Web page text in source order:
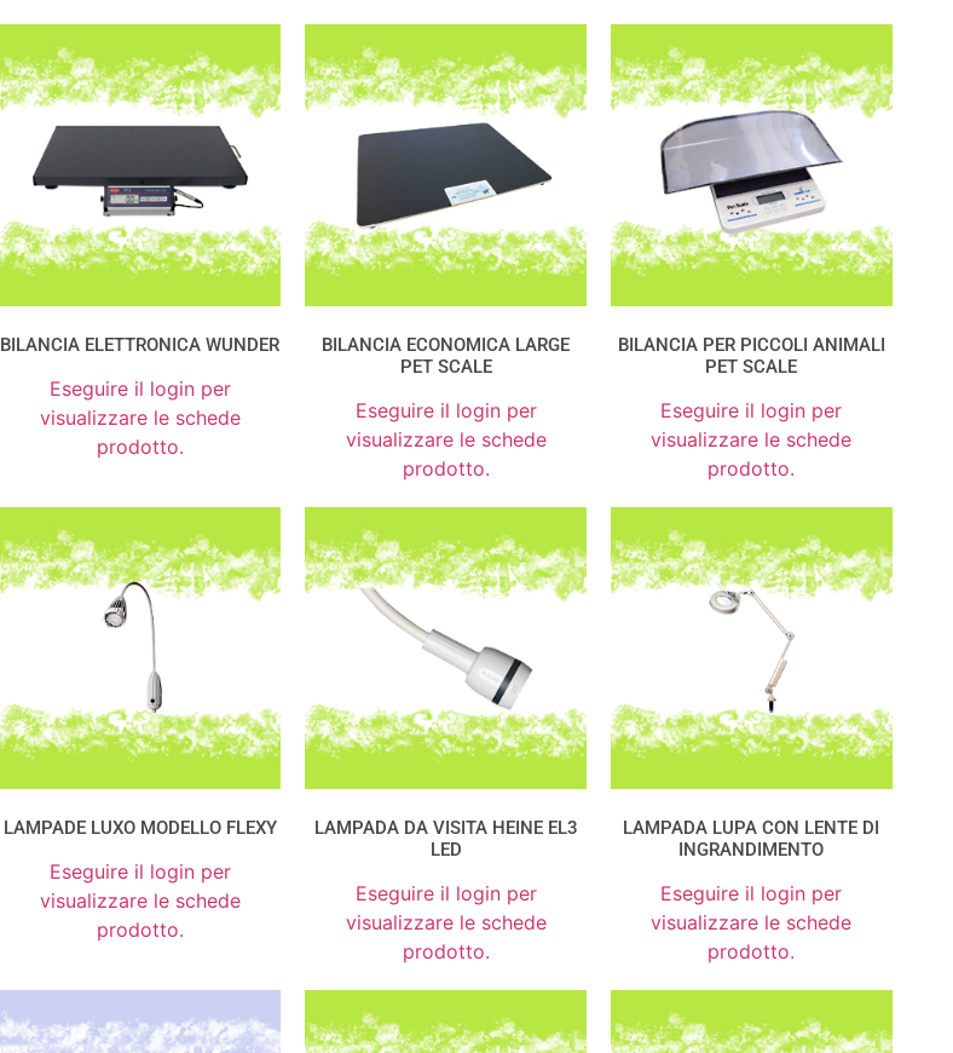
BILANCIA ELETTRONICA WUNDER
Eseguire il login per
visualizzare le schede
prodotto.
BILANCIA ECONOMICA LARGE
PET SCALE
Eseguire il login per
visualizzare le schede
prodotto.
BILANCIA PER PICCOLI ANIMALI
PET SCALE
Eseguire il login per
visualizzare le schede
prodotto.
LAMPADE LUXO MODELLO FLEXY
Eseguire il login per
visualizzare le schede
prodotto.
LAMPADA DA VISITA HEINE EL3
LED
Eseguire il login per
visualizzare le schede
prodotto.
LAMPADA LUPA CON LENTE DI
INGRANDIMENTO
Eseguire il login per
visualizzare le schede
prodotto.